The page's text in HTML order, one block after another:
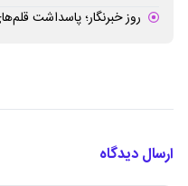
روز خبرنگار؛ پاسداشت
ارسال دیدگاه